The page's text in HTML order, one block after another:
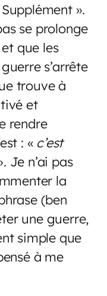
».
se prolonge
que les
s’arrête
trouve à
et
rendre
: « c’est
Je n’ai pas
la
(ben
une guerre,
simple que
à me